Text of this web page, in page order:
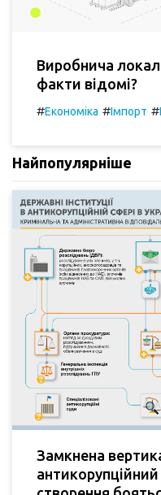
Виробнича
факти відомі?
#Економіка #Імпорт #
Найпопулярніше
Замкнена